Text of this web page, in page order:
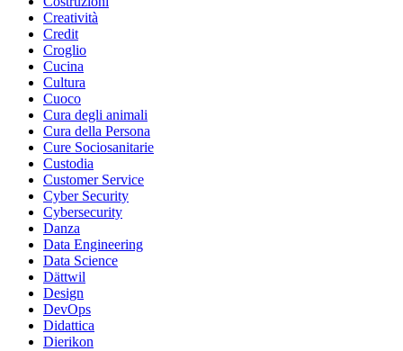
Creatività
Credit
Croglio
Cucina
Cultura
Cuoco
Cura degli animali
Cura della Persona
Cure Sociosanitarie
Custodia
Customer Service
Cyber Security
Cybersecurity
Danza
Data Engineering
Data Science
Dättwil
Design
DevOps
Didattica
Dierikon